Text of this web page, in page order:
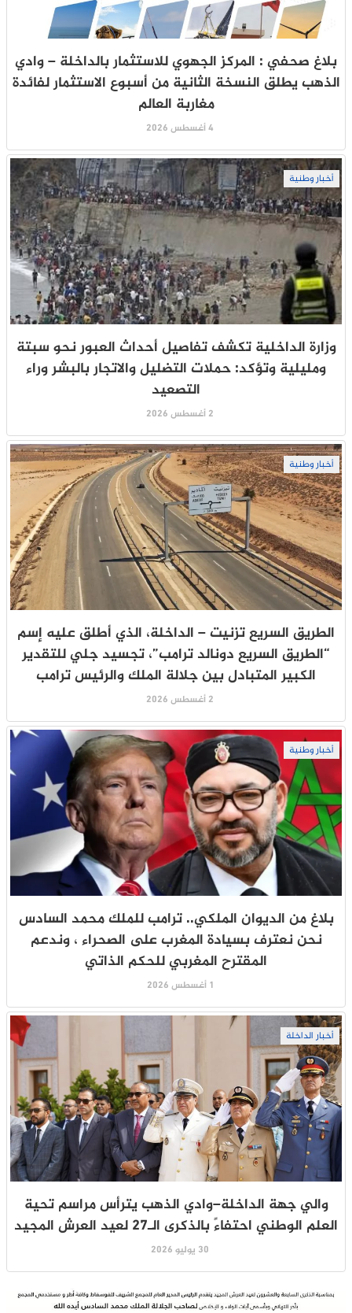
بلاغ صحفي : المركز الجهوي للاستثمار بالداخلة – وادي
الذهب يطلق النسخة الثانية من أسبوع الاستثمار لفائدة
مغاربة العالم
4 أغسطس 2026
أخبار وطنية
وزارة الداخلية تكشف تفاصيل أحداث العبور نحو سبتة
ومليلية وتؤكد: حملات التضليل والاتجار بالبشر وراء
التصعيد
2 أغسطس 2026
أخبار وطنية
الطريق السريع تزنيت – الداخلة، الذي أطلق عليه إسم
“الطريق السريع دونالد ترامب”، تجسيد جلي للتقدير
الكبير المتبادل بين جلالة الملك والرئيس ترامب
2 أغسطس 2026
أخبار وطنية
بلاغ من الديوان الملكي.. ترامب للملك محمد السادس
نحن نعترف بسيادة المغرب على الصحراء ، وندعم
المقترح المغربي للحكم الذاتي
1 أغسطس 2026
أخبار الداخلة
والي جهة الداخلة–وادي الذهب يترأس مراسم تحية
العلم الوطني احتفاءً بالذكرى الـ27 لعيد العرش المجيد
30 يوليو 2026